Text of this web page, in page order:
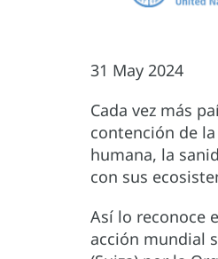
31 May 2024
Cada vez más
contención de
humana, la
con sus
Así lo reconoce
acción mundial